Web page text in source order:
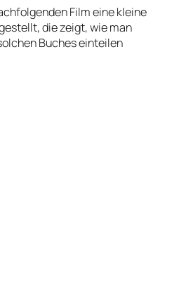
Film eine kleine
die zeigt, wie man
Buches einteilen